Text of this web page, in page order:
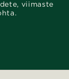
viimaste